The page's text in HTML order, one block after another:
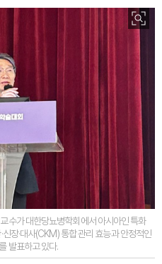
수가 대한당뇨병학회에서 아시아인 특화
장·대사(CKM) 통합 관리 효능과 안정적인
발표하고 있다.